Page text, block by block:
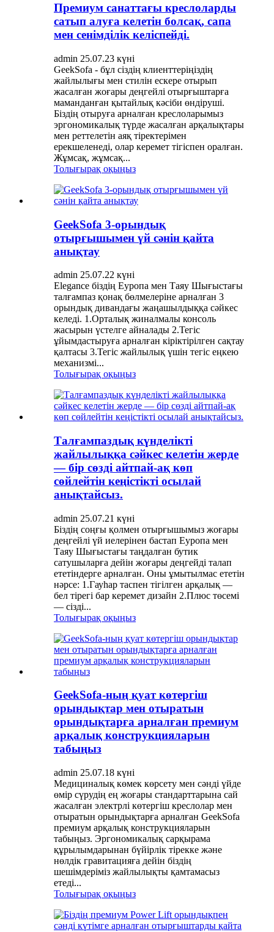
Премиум санаттағы креслоларды
сатып алуға келетін болсақ, сапа
мен сенімділік келіспейді.
admin 25.07.23 күні
GeekSofa - бұл сіздің клиенттеріңіздің
жайлылығы мен стилін ескере отырып
жасалған жоғары деңгейлі отырғыштарға
маманданған қытайлық кәсіби өндіруші.
Біздің отыруға арналған креслоларымыз
эргономикалық түрде жасалған арқалықтары
мен реттелетін аяқ тіректерімен
ерекшеленеді, олар керемет тігіспен оралған.
Жұмсақ, жұмсақ...
Толығырақ оқыңыз
GeekSofa 3-орындық
отырғышымен үй сәнін қайта
анықтау
admin 25.07.22 күні
Elegance біздің Еуропа мен Таяу Шығыстағы
талғампаз қонақ бөлмелеріне арналған 3
орындық дивандағы жаңашылдыққа сәйкес
келеді. 1.Орталық жиналмалы консоль
жасырын үстелге айналады 2.Тегіс
ұйымдастыруға арналған кіріктірілген сақтау
қалтасы 3.Тегіс жайлылық үшін тегіс еңкею
механизмі...
Толығырақ оқыңыз
Талғампаздық күнделікті
жайлылыққа сәйкес келетін жерде
— бір сөзді айтпай-ақ көп
сөйлейтін кеңістікті осылай
анықтайсыз.
admin 25.07.21 күні
Біздің соңғы қолмен отырғышымыз жоғары
деңгейлі үй иелерінен бастап Еуропа мен
Таяу Шығыстағы таңдалған бутик
сатушыларға дейін жоғары деңгейді талап
ететіндерге арналған. Оны ұмытылмас ететін
нәрсе: 1.Гауһар таспен тігілген арқалық —
бел тірегі бар керемет дизайн 2.Плюс төсемі
— сізді...
Толығырақ оқыңыз
GeekSofa-ның қуат көтергіш
орындықтар мен отыратын
орындықтарға арналған премиум
арқалық конструкцияларын
табыңыз
admin 25.07.18 күні
Медициналық көмек көрсету мен сәнді үйде
өмір сүрудің ең жоғары стандарттарына сай
жасалған электрлі көтергіш креслолар мен
отыратын орындықтарға арналған GeekSofa
премиум арқалық конструкцияларын
табыңыз. Эргономикалық сарқырама
құрылымдарынан бүйірлік тірекке және
нөлдік гравитацияға дейін біздің
шешімдеріміз жайлылықты қамтамасыз
етеді...
Толығырақ оқыңыз